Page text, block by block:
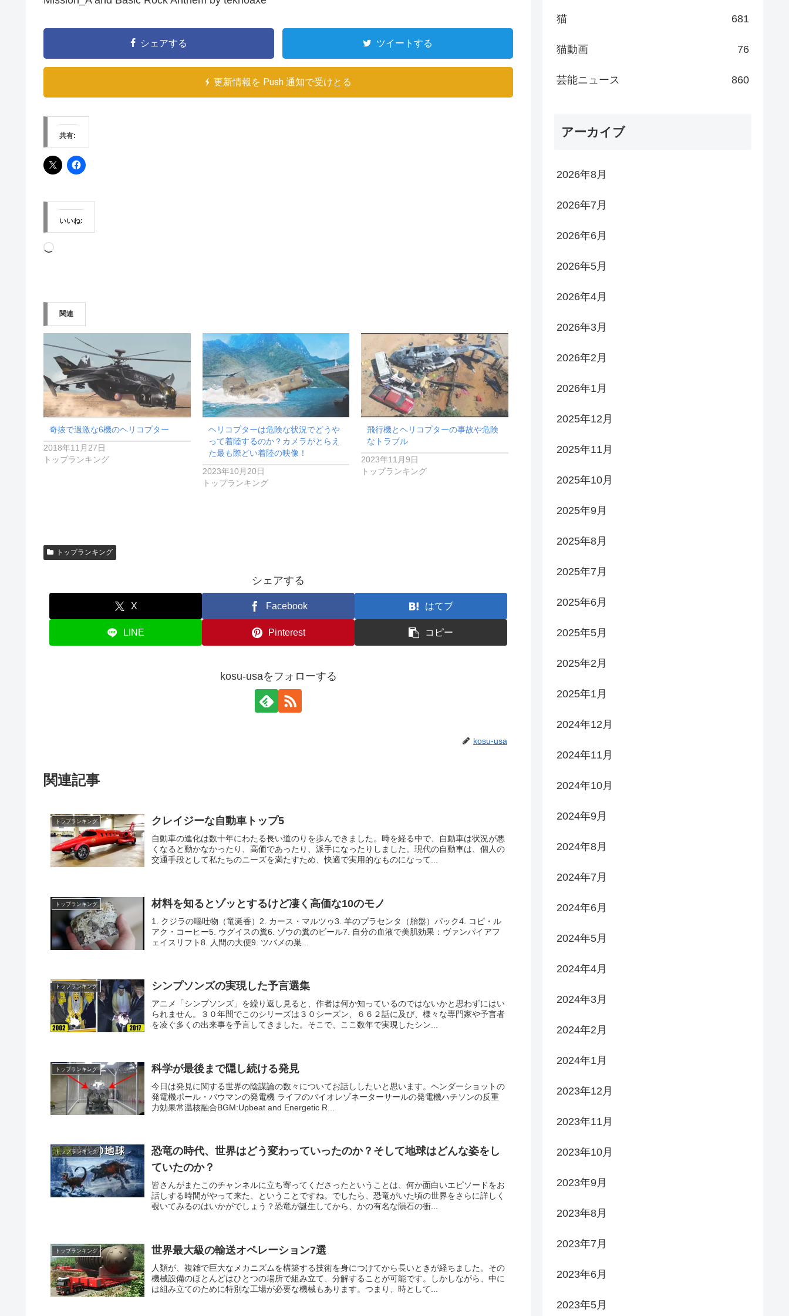
シェアする ツイートする
更新情報を Push 通知で受けとる
共有:
いいね:
読
み
中…
関連
奇抜で過激な6機のヘリコプター
2018年11月27日
トップランキング
ヘリコプターは危険な状況でどうや
って着陸するのか？カメラがとらえ
た最も際どい着陸の映像！
2023年10月20日
トップランキング
飛行機とヘリコプターの事故や危険
なトラブル
2023年11月9日
トップランキング
トップランキング
シェアする
X Facebook はてブ
LINE Pinterest コピー
kosu-usaをフォローする
kosu-usa
関連記事
トップランキング クレイジーな自動車トップ5
自動車の進化は数十年にわたる長い道のりを歩んできました。時を経る中で、自動車は状況が悪
くなると動かなかったり、高価であったり、派手になったりしました。現代の自動車は、個人の
交通手段として私たちのニーズを満たすため、快適で実用的なものになって...
トップランキング 材料を知るとゾッとするけど凄く高価な10のモノ
1. クジラの嘔吐物（竜涎香）2. カース・マルツゥ3. 羊のプラセンタ（胎盤）パック4. コピ・ル
アク・コーヒー5. ウグイスの糞6. ゾウの糞のビール7. 自分の血液で美肌効果：ヴァンパイアフ
ェイスリフト8. 人間の大便9. ツバメの巣...
トップランキング シンプソンズの実現した予言選集
アニメ「シンプソンズ」を繰り返し見ると、作者は何か知っているのではないかと思わずにはい
られません。３０年間でこのシリーズは３０シーズン、６６２話に及び、様々な専門家や予言者
を凌ぐ多くの出来事を予言してきました。そこで、ここ数年で実現したシン...
トップランキング 科学が最後まで隠し続ける発見
今日は発見に関する世界の陰謀論の数々についてお話ししたいと思います。ヘンダーショットの
発電機ポール・バウマンの発電機 ライフのバイオレゾネーターサールの発電機ハチソンの反重
力効果常温核融合BGM:Upbeat and Energetic R...
トップランキング
恐竜の時代、世界はどう変わっていったのか？そして地球はどんな姿をし
ていたのか？
皆さんがまたこのチャンネルに立ち寄ってくださったということは、何か面白いエピソードをお
話しする時間がやって来た、ということですね。でしたら、恐竜がいた頃の世界をさらに詳しく
覗いてみるのはいかがでしょう？恐竜が誕生してから、かの有名な隕石の衝...
トップランキング 世界最大級の輸送オペレーション7選
人類が、複雑で巨大なメカニズムを構築する技術を身につけてから長いときが経ちました。その
機械設備のほとんどはひとつの場所で組み立て、分解することが可能です。しかしながら、中に
は組み立てのために特別な工場が必要な機械もあります。つまり、時として...
猫 681
猫動画 76
芸能ニュース 860
アーカイブ
2026年8月
2026年7月
2026年6月
2026年5月
2026年4月
2026年3月
2026年2月
2026年1月
2025年12月
2025年11月
2025年10月
2025年9月
2025年8月
2025年7月
2025年6月
2025年5月
2025年2月
2025年1月
2024年12月
2024年11月
2024年10月
2024年9月
2024年8月
2024年7月
2024年6月
2024年5月
2024年4月
2024年3月
2024年2月
2024年1月
2023年12月
2023年11月
2023年10月
2023年9月
2023年8月
2023年7月
2023年6月
2023年5月